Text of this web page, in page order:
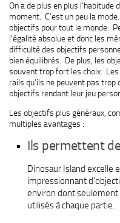
On a de plus en plus l’habitude
moment. C’est un peu la
objectifs pour tout le monde.
l’égalité absolue et donc les
difficulté des objectifs
bien équilibrés. De plus, les
souvent trop fort les choix.
rails qu’ils ne peuvent pas
objectifs rendant leur jeu
Les objectifs plus généraux,
multiples avantages :
Ils permettent
Dinosaur Island excelle
impressionnant
environ dont
utilisés à chaque partie.